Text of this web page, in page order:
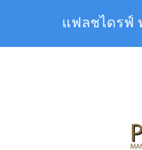
แฟลชไดรฟ์